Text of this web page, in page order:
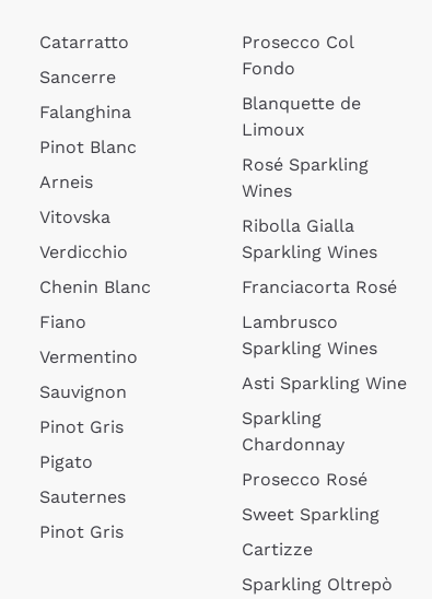
Catarratto
Sancerre
Falanghina
Pinot Blanc
Arneis
Vitovska
Verdicchio
Chenin Blanc
Fiano
Vermentino
Sauvignon
Pinot Gris
Pigato
Sauternes
Pinot Gris
Prosecco Col
Fondo
Blanquette de
Limoux
Rosé Sparkling
Wines
Ribolla Gialla
Sparkling Wines
Franciacorta Rosé
Lambrusco
Sparkling Wines
Asti Sparkling Wine
Sparkling
Chardonnay
Prosecco Rosé
Sweet Sparkling
Cartizze
Sparkling Oltrepò